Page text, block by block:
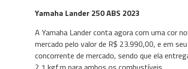
Yamaha Lander 250 ABS 2023
A Yamaha Lander conta agora com uma cor
mercado pelo valor de R$ 23.990,00, e em
concorrente de mercado, sendo que ela